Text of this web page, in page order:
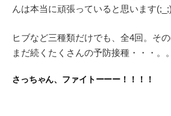
んは本当に頑張っていると思います(;_;)
ヒブなど三種類だけでも、全4回。そ
まだ続くたくさんの予防接種・・・。
さっちゃん、ファイトーーー！！！！